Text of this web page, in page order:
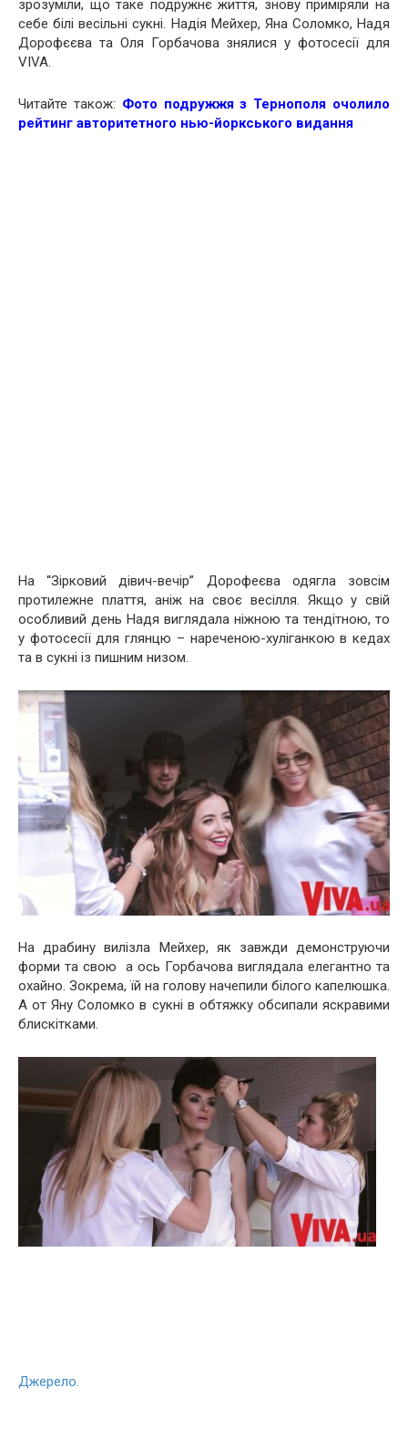
зрозуміли, що таке подружнє життя, знову приміряли на
себе білі весільні сукні. Надія Мейхер, Яна Соломко, Надя
Дорофєєва та Оля Горбачова знялися у фотосесії для
VIVA.
Читайте також: Фото подружжя з Тернополя очолило
рейтинг авторитетного нью-йоркського видання
На “Зірковий дівич-вечір” Дорофеєва одягла зовсім
протилежне плаття, аніж на своє весілля. Якщо у свій
особливий день Надя виглядала ніжною та тендітною, то
у фотосесії для глянцю – нареченою-хуліганкою в кедах
та в сукні із пишним низом.
На драбину вилізла Мейхер, як завжди демонструючи
форми та свою а ось Горбачова виглядала елегантно та
охайно. Зокрема, їй на голову начепили білого капелюшка.
А от Яну Соломко в сукні в обтяжку обсипали яскравими
блискітками.
Джерело.